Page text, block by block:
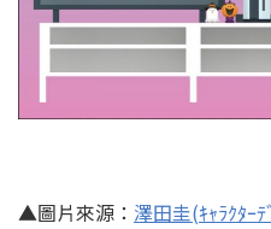
▲圖片來源： 澤田圭(ｷｬﾗｸﾀｰ